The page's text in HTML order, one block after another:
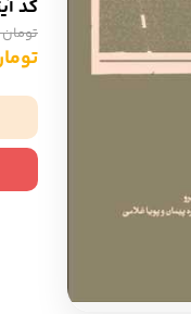
کد
تومان 72,000
تومان